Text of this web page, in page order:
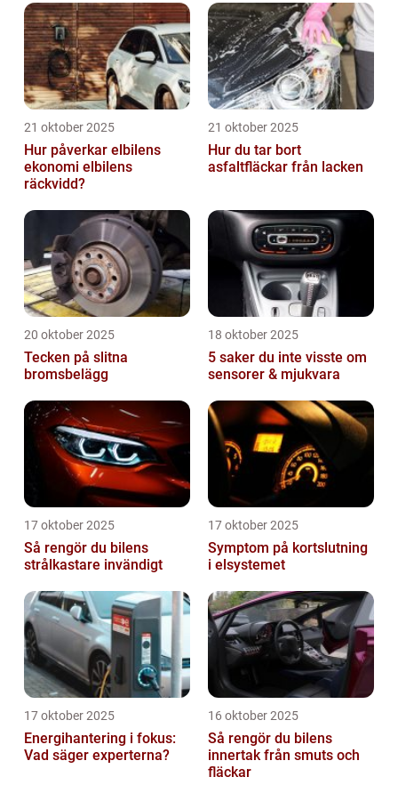
21 oktober 2025
Hur påverkar elbilens
ekonomi elbilens
räckvidd?
21 oktober 2025
Hur du tar bort
asfaltfläckar från lacken
20 oktober 2025
Tecken på slitna
bromsbelägg
18 oktober 2025
5 saker du inte visste om
sensorer & mjukvara
17 oktober 2025
Så rengör du bilens
strålkastare invändigt
17 oktober 2025
Symptom på kortslutning
i elsystemet
17 oktober 2025
Energihantering i fokus:
Vad säger experterna?
16 oktober 2025
Så rengör du bilens
innertak från smuts och
fläckar